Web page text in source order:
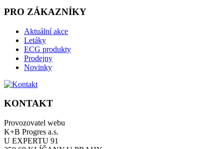
PRO ZÁKAZNÍKY
Aktuální akce
Letáky
ECG produkty
Prodejny
Novinky
KONTAKT
Provozovatel webu
K+B Progres a.s.
U EXPERTU 91